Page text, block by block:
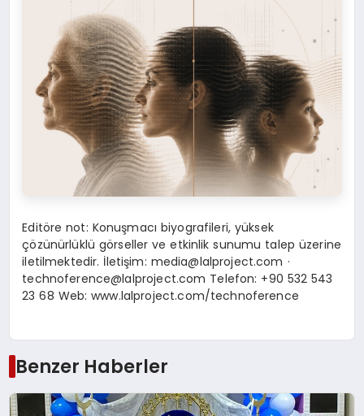
Editöre not: Konuşmacı biyografileri, yüksek
çözünürlüklü görseller ve etkinlik sunumu talep üzerine
iletilmektedir. İletişim: media@lalproject.com ·
technoference@lalproject.com Telefon: +90 532 543
23 68 Web: www.lalproject.com/technoference
Benzer Haberler